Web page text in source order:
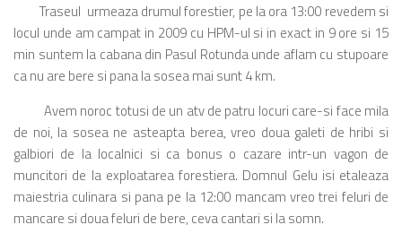
Traseul urmeaza drumul forestier, pe la ora 13:00 revedem si
locul unde am campat in 2009 cu HPM-ul si in exact in 9 ore si 15
min suntem la cabana din Pasul Rotunda unde aflam cu stupoare
ca nu are bere si pana la sosea mai sunt 4 km.
Avem noroc totusi de un atv de patru locuri care-si face mila
de noi, la sosea ne asteapta berea, vreo doua galeti de hribi si
galbiori de la localnici si ca bonus o cazare intr-un vagon de
muncitori de la exploatarea forestiera. Domnul Gelu isi etaleaza
maiestria culinara si pana pe la 12:00 mancam vreo trei feluri de
mancare si doua feluri de bere, ceva cantari si la somn.